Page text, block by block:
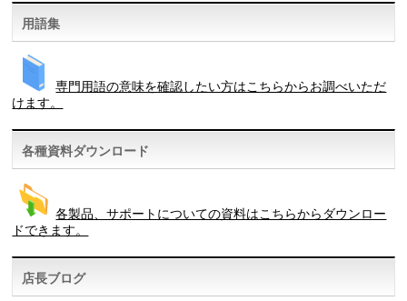
用語集
専門用語の意味を確認したい方はこちらからお調べいただ
けます。
各種資料ダウンロード
各製品、サポートについての資料はこちらからダウンロー
ドできます。
店長ブログ